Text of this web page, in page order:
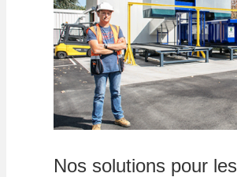
Nos solutions pour les